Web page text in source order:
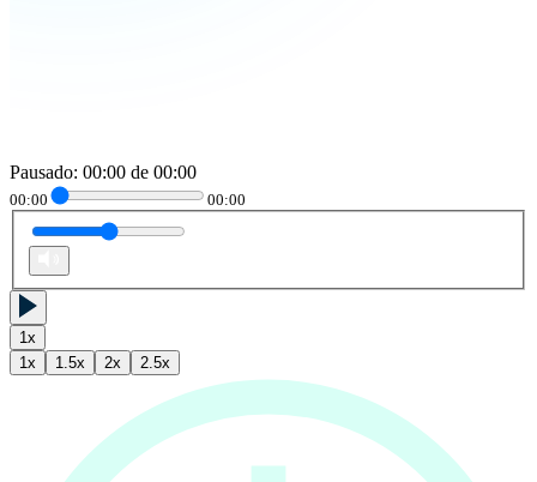
Pausado: 00:00 de 00:00
00:00 00:00
1x
1x 1.5x 2x 2.5x